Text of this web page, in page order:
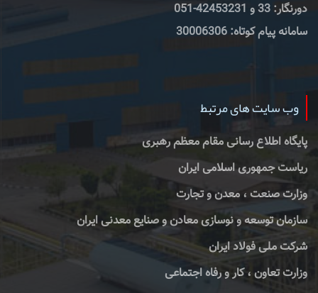
دورنگار: 33 و 42453231-051
سامانه پیام کوتاه: 30006306
وب سایت های مرتبط
پایگاه اطلاع رسانی مقام معظم رهبری
ریاست جمهوری اسلامی ایران
وزارت صنعت ، معدن و تجارت
سازمان توسعه و نوسازی معادن و صنایع معدنی ایران
شرکت ملی فولاد ایران
وزارت تعاون ، کار و رفاه اجتماعی